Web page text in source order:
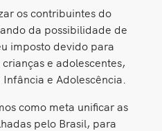
os contribuintes do
da possibilidade de
imposto devido para
e adolescentes,
e Adolescência.
como meta unificar as
pelo Brasil, para